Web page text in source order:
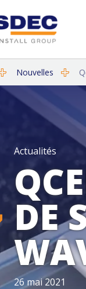
Nouvelles
Actualités
DE
26 mai 2021